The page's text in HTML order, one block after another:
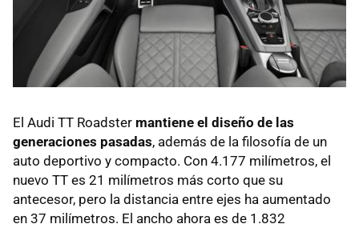
El Audi TT Roadster mantiene el diseño de las
generaciones pasadas, además de la filosofía de un
auto deportivo y compacto. Con 4.177 milímetros, el
nuevo TT es 21 milímetros más corto que su
antecesor, pero la distancia entre ejes ha aumentado
en 37 milímetros. El ancho ahora es de 1.832